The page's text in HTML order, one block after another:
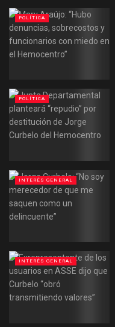
POLÍTICA
POLÍTICA
INTERÉS GENERAL
INTERÉS GENERAL